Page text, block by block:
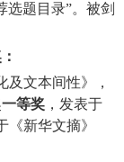
选题目录”。被剑
及文本间性》，
一等奖 ，发表于
《新华文摘》